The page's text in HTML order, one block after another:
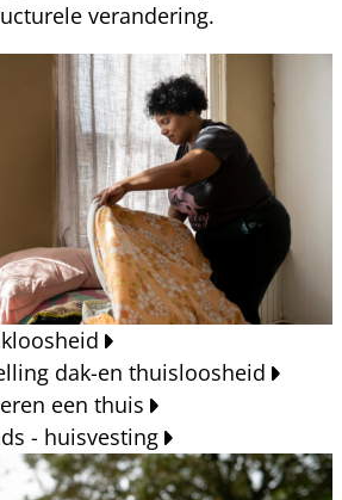
verandering.
dak-en thuisloosheid
een thuis
- huisvesting